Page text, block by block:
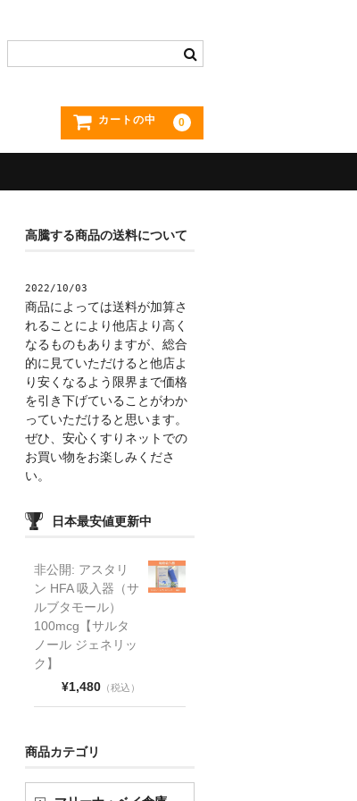
カートの中 0
高騰する商品の送料について
2022/10/03
商品によっては送料が加算さ
れることにより他店より高く
なるものもありますが、総合
的に見ていただけると他店よ
り安くなるよう限界まで価格
を引き下げていることがわか
っていただけると思います。
ぜひ、安心くすりネットでの
お買い物をお楽しみくださ
い。
日本最安値更新中
非公開: アスタリ
ン HFA 吸入器（サ
ルブタモール）
100mcg【サルタ
ノール ジェネリッ
ク】
¥1,480 （税込）
商品カテゴリ